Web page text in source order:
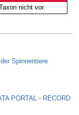
nicht vor.
Spinnentiere
PORTAL - RECORD